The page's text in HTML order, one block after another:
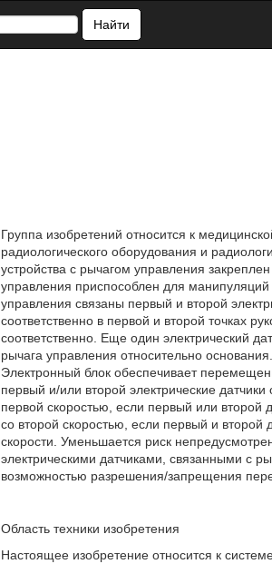
Найти
Группа изобретений относится к
радиологического оборудования и
устройства с рычагом управления
управления приспособлен для манипуляций
управления связаны первый и второй
соответственно в первой и второй точках
соответственно. Еще один электрический
рычага управления относительно
Электронный блок обеспечивает
первый и/или второй электрические
первой скоростью, если первый или второй
со второй скоростью, если первый и второй
скорости. Уменьшается риск
электрическими датчиками, связанными с
возможностью разрешения/запрещения
Область техники изобретения
Настоящее изобретение относится к